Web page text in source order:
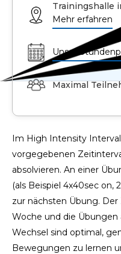
Trainingshalle
Mehr erfahren
Unser
Maximal
Im High Intensity
vorgegebenen
absolvieren. An einer
(als Beispiel 4x40sec on,
zur nächsten Übung.
Woche und die Übungen
Wechsel sind optimal,
Bewegungen zu lernen